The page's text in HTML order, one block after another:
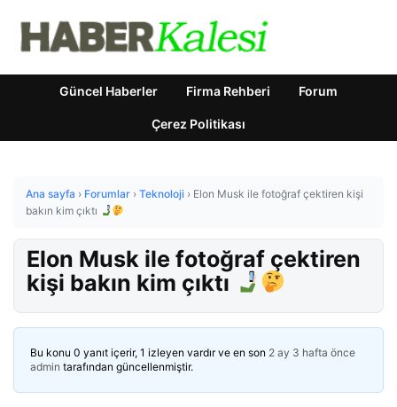
Güncel Haberler Firma Rehberi Forum
Çerez Politikası
Ana sayfa › Forumlar › Teknoloji › Elon Musk ile fotoğraf çektiren kişi
bakın kim çıktı
Elon Musk ile fotoğraf çektiren
kişi bakın kim çıktı
Bu konu 0 yanıt içerir, 1 izleyen vardır ve en son 2 ay 3 hafta önce
admin tarafından güncellenmiştir.